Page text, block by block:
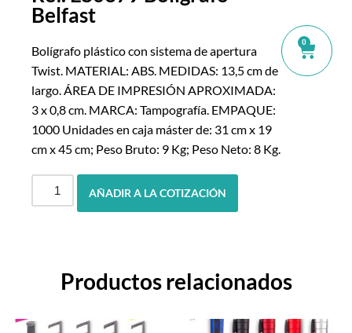
0
Belfast
Bolígrafo plástico con sistema de apertura
Twist. MATERIAL: ABS. MEDIDAS: 13,5 cm de
largo. ÁREA DE IMPRESIÓN APROXIMADA:
3 x 0,8 cm. MARCA: Tampografía. EMPAQUE:
1000 Unidades en caja máster de: 31 cm x 19
cm x 45 cm; Peso Bruto: 9 Kg; Peso Neto: 8 Kg.
AÑADIR A LA COTIZACIÓN
Productos relacionados